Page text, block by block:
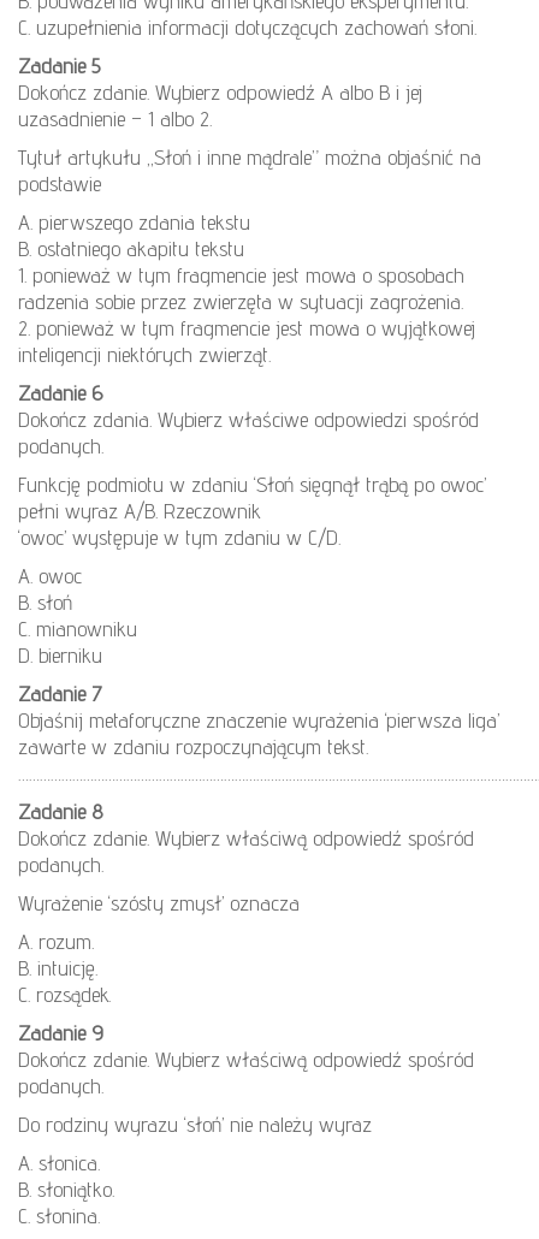
C. uzupełnienia informacji dotyczących zachowań słoni.
Zadanie 5
Dokończ zdanie. Wybierz odpowiedź A albo B i jej
uzasadnienie – 1 albo 2.
Tytuł artykułu „Słoń i inne mądrale” można objaśnić na
podstawie
A. pierwszego zdania tekstu
B. ostatniego akapitu tekstu
1. ponieważ w tym fragmencie jest mowa o sposobach
radzenia sobie przez zwierzęta w sytuacji zagrożenia.
2. ponieważ w tym fragmencie jest mowa o wyjątkowej
inteligencji niektórych zwierząt.
Zadanie 6
Dokończ zdania. Wybierz właściwe odpowiedzi spośród
podanych.
Funkcję podmiotu w zdaniu ‘Słoń sięgnął trąbą po owoc’
pełni wyraz A/B. Rzeczownik
‘owoc’ występuje w tym zdaniu w C/D.
A. owoc
B. słoń
C. mianowniku
D. bierniku
Zadanie 7
Objaśnij metaforyczne znaczenie wyrażenia ‘pierwsza liga’
zawarte w zdaniu rozpoczynającym tekst.
Zadanie 8
Dokończ zdanie. Wybierz właściwą odpowiedź spośród
podanych.
Wyrażenie ‘szósty zmysł’ oznacza
A. rozum.
B. intuicję.
C. rozsądek.
Zadanie 9
Dokończ zdanie. Wybierz właściwą odpowiedź spośród
podanych.
Do rodziny wyrazu ‘słoń’ nie należy wyraz
A. słonica.
B. słoniątko.
C. słonina.